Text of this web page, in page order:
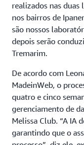
realizados nas duas
nos bairros de
são nossos
depois serão
Tremarim.
De acordo com
MadeinWeb, o
quatro e cinco
gerenciamento de
Melissa Club. “A IA
garantindo que o